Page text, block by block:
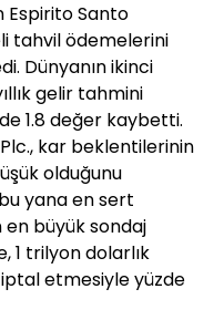
Espirito Santo
tahvil ödemelerini
Dünyanın ikinci
gelir tahmini
1.8 değer kaybetti.
kar beklentilerinin
olduğunu
yana en sert
büyük sondaj
1 trilyon dolarlık
iptal etmesiyle yüzde